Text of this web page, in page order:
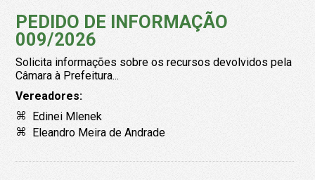
PEDIDO DE INFORMAÇÃO
009/2026
Solicita informações sobre os recursos devolvidos pela
Câmara à Prefeitura...
Vereadores:
Edinei Mlenek
Eleandro Meira de Andrade